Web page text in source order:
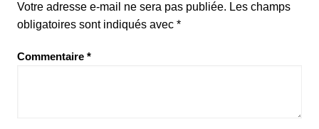
Votre adresse e-mail ne sera pas publiée. Les champs
obligatoires sont indiqués avec *
Commentaire *